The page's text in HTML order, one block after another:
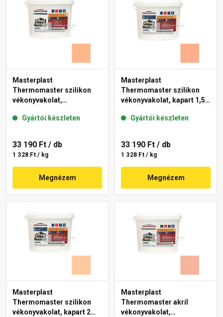
Masterplast
Thermomaster szilikon
vékonyvakolat,
10-C 25 kg
Gyártói készleten
33 190 Ft / db
1 328 Ft / kg
Megnézem
Masterplast
Thermomaster szilikon
vékonyvakolat, kapart 1,5
Gyártói készleten
33 190 Ft / db
1 328 Ft / kg
Megnézem
Masterplast
Thermomaster szilikon
vékonyvakolat, kapart 2
Masterplast
Thermomaster akril
vékonyvakolat,